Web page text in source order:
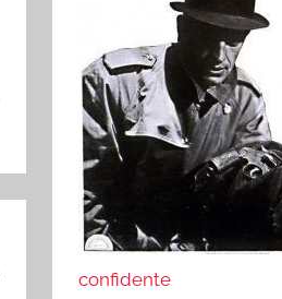
confidente